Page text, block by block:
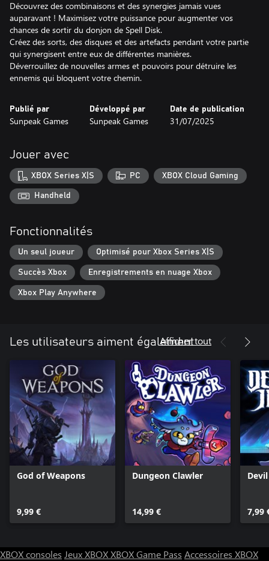
Découvrez des combinaisons et des synergies jamais vues
auparavant ! Maximisez votre puissance pour augmenter vos
chances de sortir du donjon de Spell Disk.
Créez des sorts, des disques et des artefacts pendant votre partie
qui synergisent entre eux de différentes manières.
Déverrouillez de nouvelles armes et pouvoirs pour détruire les
Publié par
Sunpeak Games
Développé par
Sunpeak Games
Date de publication
31/07/2025
Jouer avec
XBOX Series X|S PC XBOX Cloud Gaming
Handheld
Fonctionnalités
Un seul joueur Optimisé pour Xbox Series X|S
Succès Xbox Enregistrements en nuage Xbox
Xbox Play Anywhere
Les utilisateurs aiment également
Afficher tout
God of Weapons
9,99 €
Dungeon Clawler
14,99 € 7,99
XBOX consoles Jeux XBOXXBOX Game Pass Accessoires XBOX